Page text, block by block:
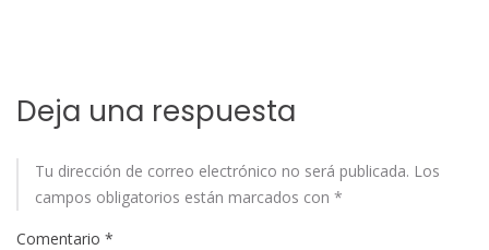
Deja una respuesta
Tu dirección de correo electrónico no será publicada. Los
campos obligatorios están marcados con *
Comentario *